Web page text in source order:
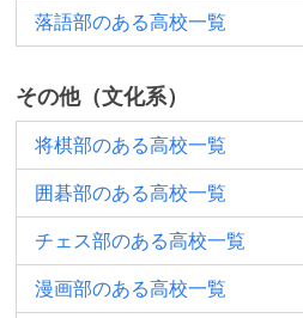
落語部のある高校一覧
その他（文化系）
将棋部のある高校一覧
囲碁部のある高校一覧
チェス部のある高校一覧
漫画部のある高校一覧